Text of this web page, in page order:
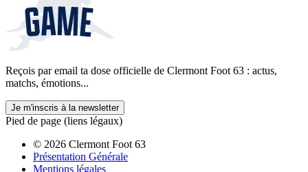
Reçois par email ta dose officielle de Clermont Foot 63 : actus,
matchs, émotions...
Je m'inscris à la newsletter
Pied de page (liens légaux)
© 2026 Clermont Foot 63
Présentation Générale
Mentions légales